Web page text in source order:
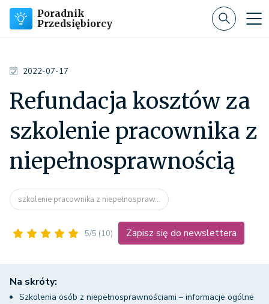
Poradnik
Przedsiębiorcy
2022-07-17
Refundacja kosztów za
szkolenie pracownika z
niepełnosprawnością
szkolenie pracownika z niepełnospraw...
5/5 (10) Zapisz się do newslettera
Na skróty:
Szkolenia osób z niepełnosprawnościami – informacje ogólne